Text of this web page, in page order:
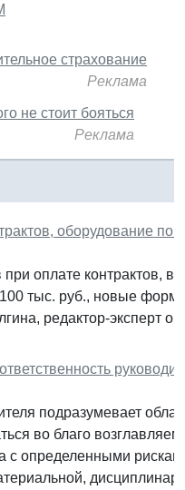
страхование
Реклама
не стоит бояться
Реклама
оборудование
оплате контрактов,
тыс. руб., новые
редактор-эксперт
подразумевает
во благо
с определенными